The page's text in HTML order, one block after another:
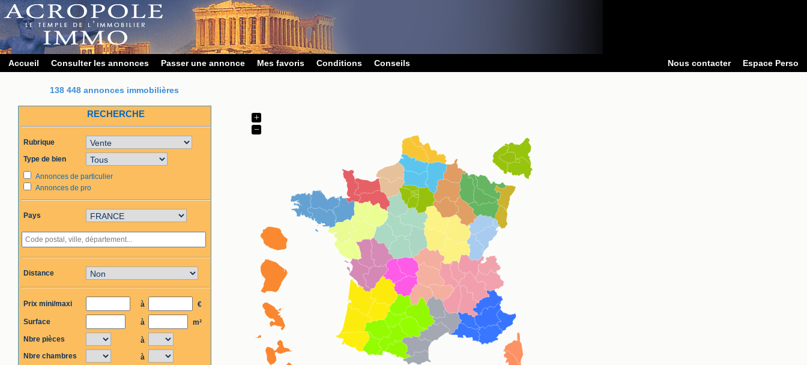
Accueil Consulter les annonces Passer une annonce Mes favoris Conditions Conseils Nous contacter Espace Perso
138 448 annonces immobilières
RECHERCHE
Rubrique
Type de bien
Annonces de particulier
Annonces de pro
Pays
Distance
Prix mini/maxi à €
Surface à
m²
Nbre pièces
à
Nbre chambres
à
+
−